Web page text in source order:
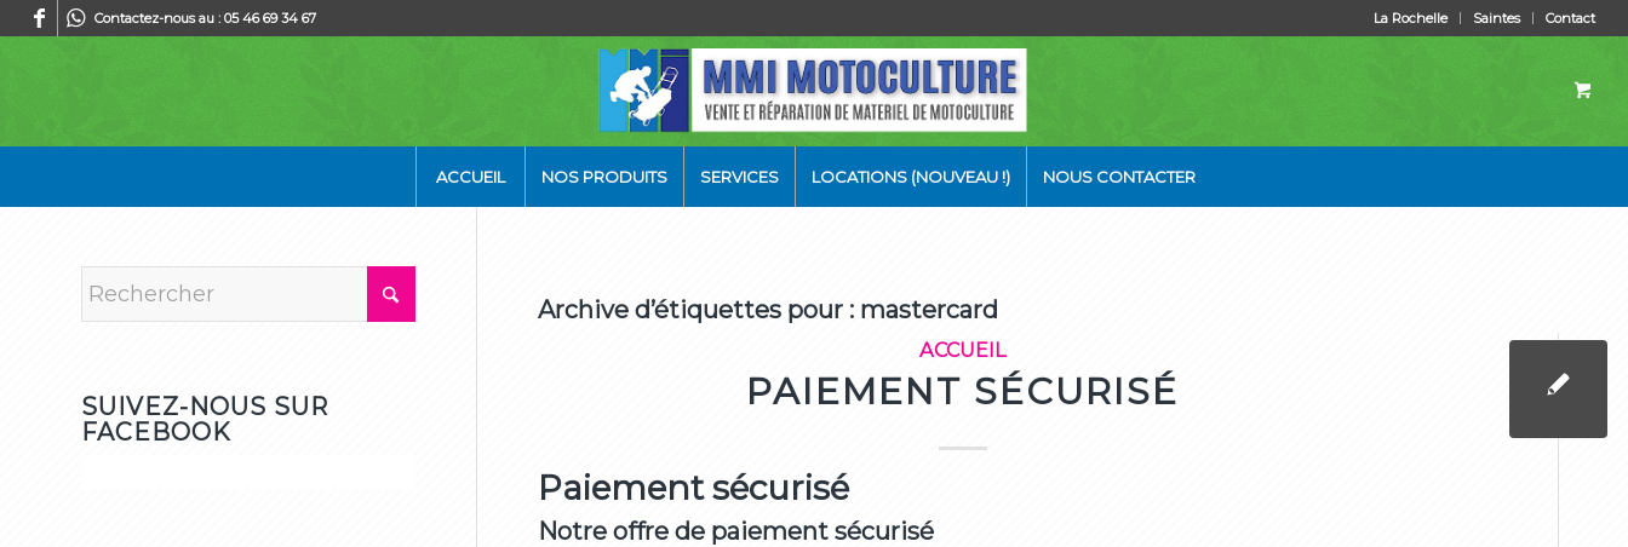
La Rochelle Saintes Contact
Contactez-nous au : 05 46 69 34 67
ACCUEIL NOS PRODUITS SERVICES LOCATIONS (NOUVEAU !) NOUS CONTACTER
Archive d’étiquettes pour : mastercard
ACCUEIL
PAIEMENT SÉCURISÉ
Paiement sécurisé
Notre offre de paiement sécurisé
SUIVEZ-NOUS SUR
FACEBOOK